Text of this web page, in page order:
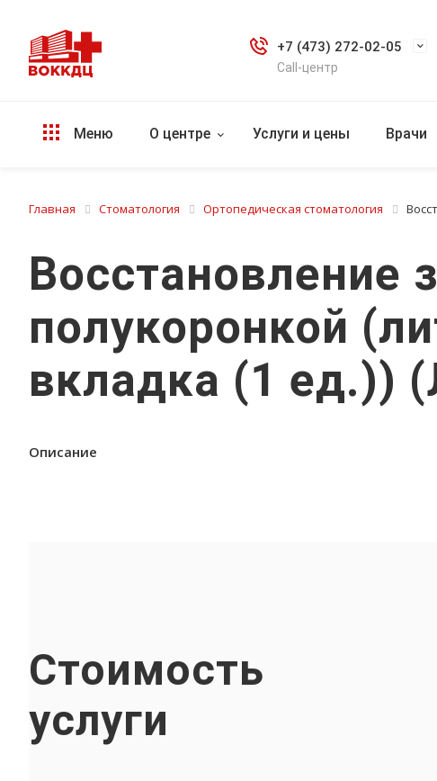
+7 (473) 272-02-05
Call-центр
Меню О центре Услуги и цены Врачи
Главная Стоматология Ортопедическая стоматология
Восстановление
полукоронкой
вкладка (1 ед.))
Описание
Стоимость
услуги